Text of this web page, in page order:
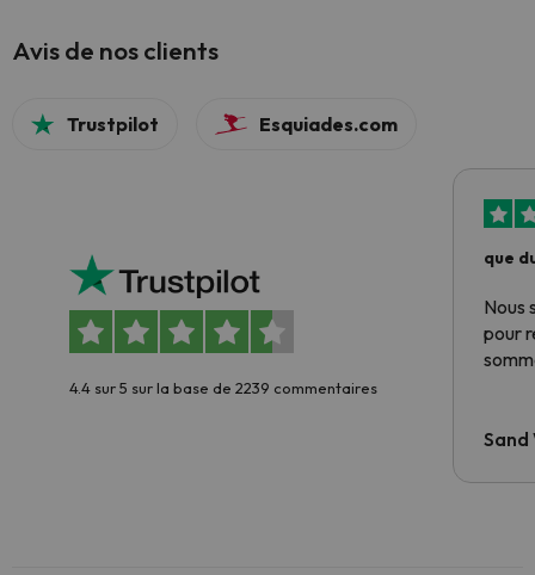
Avis de nos clients
Trustpilot Esquiades.com
4.4 sur 5 sur la base de 2239 commentaires
que
Nous
pour
Sand